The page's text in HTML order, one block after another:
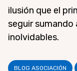
ilusión que el
seguir sumando
inolvidables.
BLOG ASOCIACIÓN